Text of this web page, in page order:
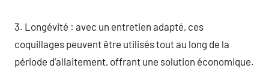
3. Longévité : avec un entretien adapté, ces
coquillages peuvent être utilisés tout au long de la
période d’allaitement, offrant une solution économique.